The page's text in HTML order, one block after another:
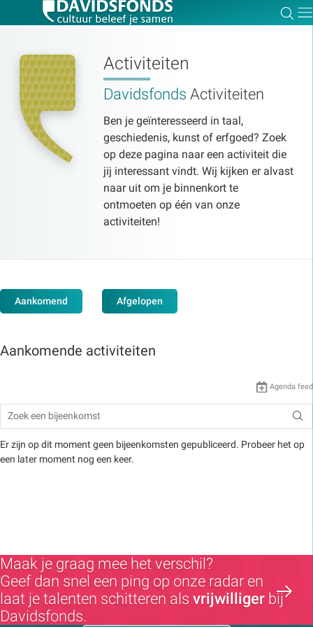
Activiteiten
Davidsfonds Activiteiten
Ben je geïnteresseerd in taal,
geschiedenis, kunst of erfgoed? Zoek
op deze pagina naar een activiteit die
jij interessant vindt. Wij kijken er alvast
naar uit om je binnenkort te
ontmoeten op één van onze
activiteiten!
Aankomend Afgelopen
Aankomende activiteiten
Agenda feed
Er zijn op dit moment geen bijeenkomsten gepubliceerd. Probeer het op
een later moment nog een keer.
Maak je graag mee het verschil?
Geef dan snel een ping op onze radar en
laat je talenten schitteren als vrijwilliger bij
Davidsfonds.
Zoek:
Zoeken